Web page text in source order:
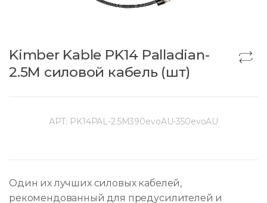
Kimber Kable PK14 Palladian-
2.5M силовой кабель (шт)
АРТ: PK14PAL-2.5M390evoAU-350evoAU
Один их лучших силовых кабелей,
рекомендованный для предусилителей и